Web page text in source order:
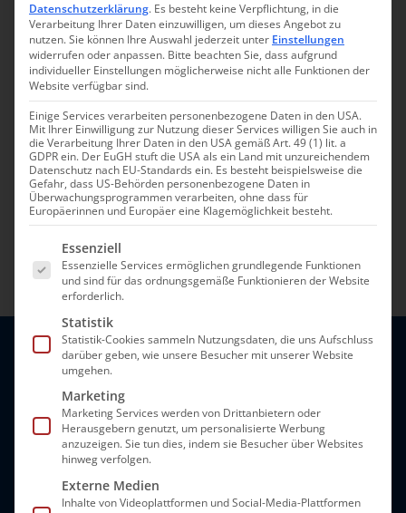
Um Ihr Passwort zurückzusetzen, geben Sie bitte
Ihre E-Mail-Adresse oder Ihren Benutzernamen in
folgendes Feld ein.
Datenschutzerklärung. Es besteht keine Verpflichtung, in die
Verarbeitung Ihrer Daten einzuwilligen, um dieses Angebot zu
nutzen.Sie können Ihre Auswahl jederzeit unter Einstellungen
widerrufen oder anpassen. Bitte beachten Sie, dass aufgrund
individueller Einstellungen möglicherweise nicht alle Funktionen der
Website verfügbar sind.
Einige Services verarbeiten personenbezogene Daten in den USA.
Mit Ihrer Einwilligung zur Nutzung dieser Services willigen Sie auch in
die Verarbeitung Ihrer Daten in den USA gemäß Art. 49 (1) lit. a
GDPR ein. Der EuGH stuft die USA als ein Land mit unzureichendem
Datenschutz nach EU-Standards ein. Es besteht beispielsweise die
Gefahr, dass US-Behörden personenbezogene Daten in
Überwachungsprogrammen verarbeiten, ohne dass für
Europäerinnen und Europäer eine Klagemöglichkeit besteht.
Es folgt eine Liste der Service-Gruppen, für die
Essenziell
Essenzielle Services ermöglichen grundlegende Funktionen
und sind für das ordnungsgemäße Funktionieren der Website
erforderlich.
Statistik
Statistik-Cookies sammeln Nutzungsdaten, die uns Aufschluss
darüber geben, wie unsere Besucher mit unserer Website
umgehen.
Marketing
Marketing Services werden von Drittanbietern oder
Herausgebern genutzt, um personalisierte Werbung
anzuzeigen. Sie tun dies, indem sie Besucher über Websites
hinweg verfolgen.
Externe Medien
Inhalte von Videoplattformen und Social-Media-Plattformen